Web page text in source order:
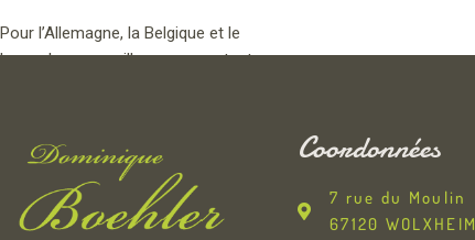
Pour l’Allemagne, la Belgique et le
Luxembourg, veuillez nous contacter pour
Coordonnées
7 rue du Moulin
67120 WOLXHEIM